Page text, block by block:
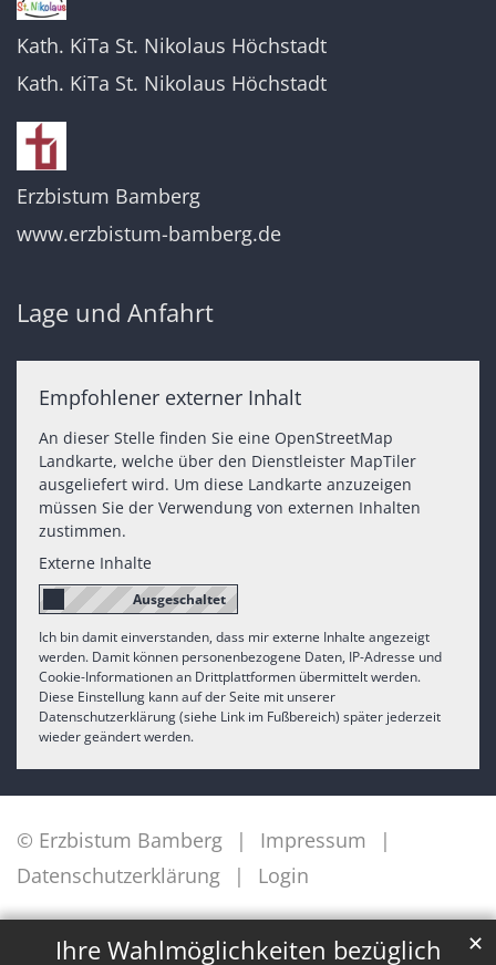
Ihre Wahlmöglichkeiten bezüglich
✕
Kath. KiTa St. Nikolaus Höchstadt
Kath. KiTa St. Nikolaus Höchstadt
Erzbistum Bamberg
www.erzbistum-bamberg.de
Lage und Anfahrt
Empfohlener externer Inhalt
An dieser Stelle finden Sie eine OpenStreetMap
Landkarte, welche über den Dienstleister MapTiler
ausgeliefert wird. Um diese Landkarte anzuzeigen
müssen Sie der Verwendung von externen Inhalten
zustimmen.
Externe Inhalte
Ich bin damit einverstanden, dass mir externe Inhalte angezeigt
werden. Damit können personenbezogene Daten, IP-Adresse und
Cookie-Informationen an Drittplattformen übermittelt werden.
Diese Einstellung kann auf der Seite mit unserer
Datenschutzerklärung (siehe Link im Fußbereich) später jederzeit
wieder geändert werden.
© Erzbistum Bamberg
Impressum
Datenschutzerklärung
Login